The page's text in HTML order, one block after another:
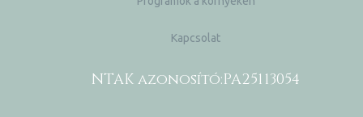
Kapcsolat
NTAK azonosító:PA25113054